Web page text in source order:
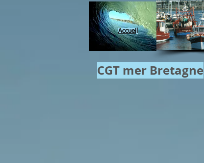
CGT mer​ Bretagne
Accueil